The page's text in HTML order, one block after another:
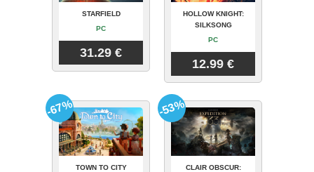
STARFIELD
PC
31.29 €
HOLLOW KNIGHT:
SILKSONG
PC
12.99 €
TOWN TO CITY
-67%
CLAIR OBSCUR:
-53%